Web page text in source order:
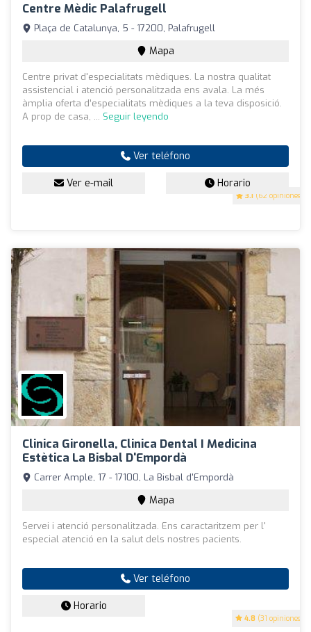
Centre Mèdic Palafrugell
3.1 (62 opiniones)
Plaça de Catalunya, 5 - 17200, Palafrugell
Mapa
Centre privat d'especialitats mèdiques. La nostra qualitat
assistencial i atenció personalitzada ens avala. La més
àmplia oferta d’especialitats mèdiques a la teva disposició.
A prop de casa, ... Seguir leyendo
Ver teléfono
Ver e-mail Horario
Clinica Gironella, Clinica Dental I Medicina
Estètica La Bisbal D'Empordà
4.8 (31 opiniones)
Carrer Ample, 17 - 17100, La Bisbal d'Empordà
Mapa
Servei i atenció personalitzada. Ens caractaritzem per l'
especial atenció en la salut dels nostres pacients.
Ver teléfono
Horario